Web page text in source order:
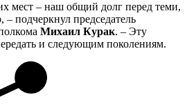
мест – наш общий долг перед теми,
– подчеркнул председатель
Михаил Курак. – Эту
и следующим поколениям.